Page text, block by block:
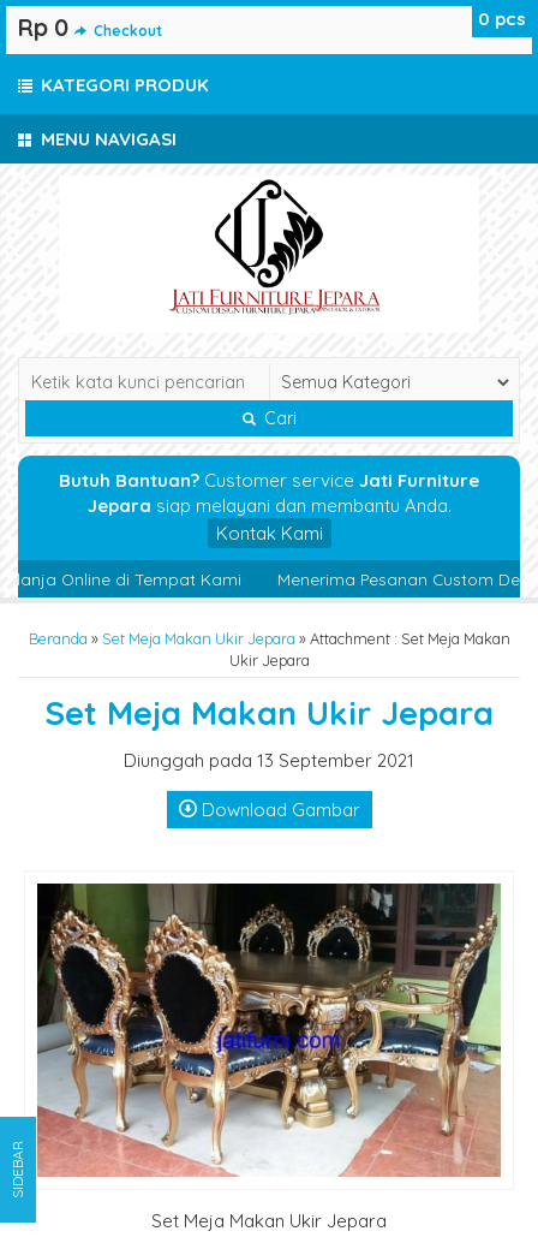
MENU NAVIGASI
Cari
Butuh Bantuan? Customer service Jati Furniture
Jepara siap melayani dan membantu Anda.
Kontak Kami
Online di Tempat Kami Menerima Pesanan Custom
Beranda » Set Meja Makan Ukir Jepara » Attachment : Set Meja Makan
Ukir Jepara
Set Meja Makan Ukir Jepara
Diunggah pada 13 September 2021
Download Gambar
Set Meja Makan Ukir Jepara
0 pcs
Rp 0 Checkout
KATEGORI PRODUK
SIDEBAR